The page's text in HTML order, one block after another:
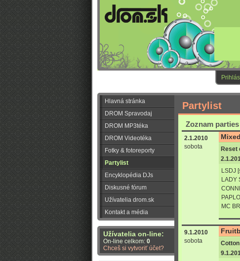
Hlavná stránka
DROM Spravodaj
DROM MP3téka
DROM Videotéka
Fotky & fotoreporty
Partylist
Encyklopédia DJs
Diskusné fórum
Užívatelia drom.sk
Kontakt a média
Užívatelia on-line:
On-line celkom: 0
Chceš si vytvoriť účet?
Partylist
Zoznam
2.1.2010
sobota
Reset
LSDJ
LADY
MC
9.1.2010
sobota